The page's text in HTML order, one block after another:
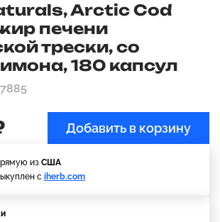
Arctic Cod
печени
трески, со
180 капсул
Добавить в корзину
из США
с iherb.com